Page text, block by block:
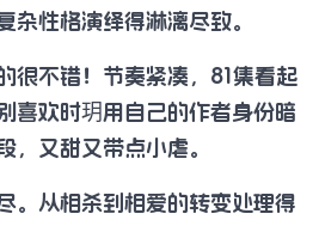
杂性格演绎得淋漓尽致。
很不错！节奏紧凑，81集看起
喜欢时玥用自己的作者身份暗
，又甜又带点小虐。
。从相杀到相爱的转变处理得